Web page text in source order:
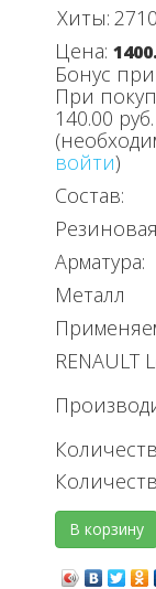
Хиты: 2710
Цена:
Бонус
При
140.00 руб.
войти)
Состав:
Арматура:
Металл
RENAULT